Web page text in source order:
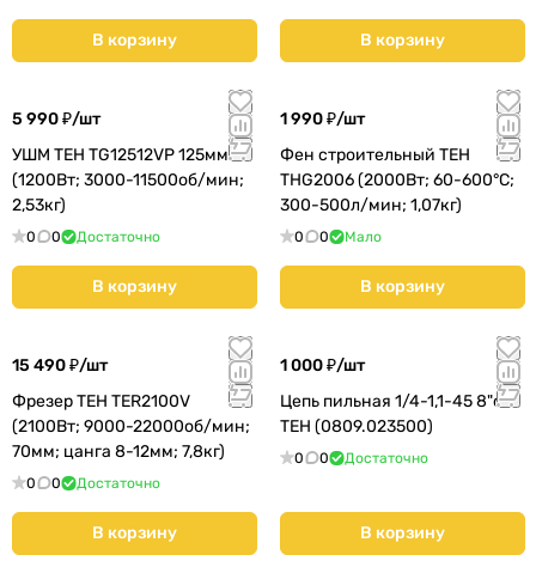
В корзину В корзину
5 990 ₽/шт
УШМ TEH TG12512VP 125мм
(1200Вт; 3000-11500об/мин;
2,53кг)
0 0 Достаточно
В корзину
1 990 ₽/шт
Фен строительный TEH
THG2006 (2000Вт; 60-600°С;
300-500л/мин; 1,07кг)
0 0 Мало
В корзину
15 490 ₽/шт
Фрезер TEH TER2100V
(2100Вт; 9000-22000об/мин;
70мм; цанга 8-12мм; 7,8кг)
0 0 Достаточно
В корзину
1 000 ₽/шт
Цепь пильная 1/4-1,1-45 8"см
TEH (0809.023500)
0 0 Достаточно
В корзину